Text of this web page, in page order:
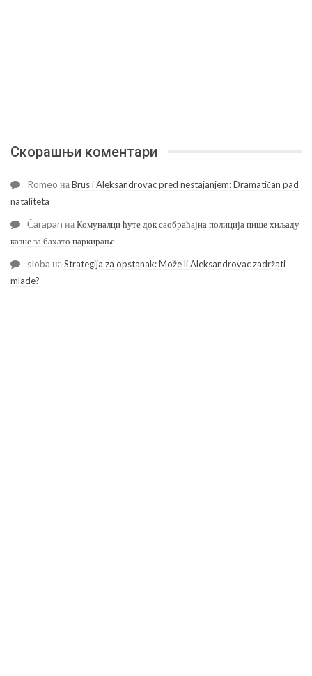
Скорашњи коментари
Romeo наBrus i Aleksandrovac pred nestajanjem: Dramatičan pad
nataliteta
Čarapan наКомуналци ћуте док саобраћајна полиција пише хиљаду
казне за бахато паркирање
sloba наStrategija za opstanak: Može li Aleksandrovac zadržati
mlade?